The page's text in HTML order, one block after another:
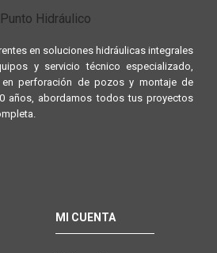
en soluciones hidráulicas integrales
y servicio técnico especializado,
en perforación de pozos y montaje de
años, abordamos todos tus proyectos
MI CUENTA